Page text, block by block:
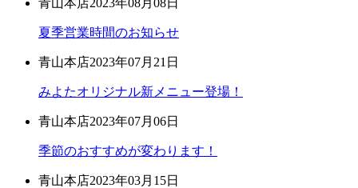
夏季営業時間のお知らせ
青山本店2023年07月21日
みよたオリジナル新メニュー登場！
青山本店2023年07月06日
季節のおすすめが変わります！
青山本店2023年03月15日